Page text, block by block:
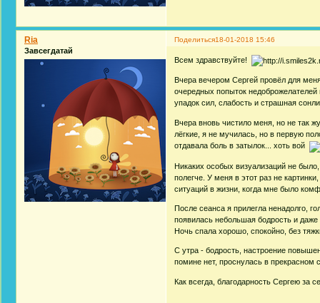
Поделиться18-01-2018 15:46
Ria
Завсегдатай
Всем здравствуйте!
Вчера вечером Сергей провёл для
очередных попыток
упадок сил, слабость и страшная
Вчера вновь чистило меня, но не так
лёгкие, я не мучилась, но в первую
отдавала боль в затылок... хоть вой
Никаких особых визуализаций не
полегче. У меня в этот раз не
ситуаций в жизни, когда мне было
После сеанса я прилегла ненадолго,
появилась небольшая бодрость и
Ночь спала хорошо, спокойно, без
С утра - бодрость, настроение
помине нет, проснулась в
Как всегда, благодарность Сергею за